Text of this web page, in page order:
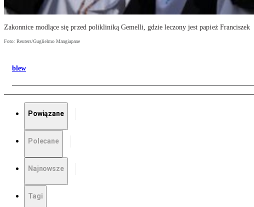
Zakonnice modlące się przed polikliniką Gemelli, gdzie leczony jest papież Franciszek
Foto: Reuters/Guglielmo Mangiapane
blew
Powiązane
Polecane
Najnowsze
Tagi